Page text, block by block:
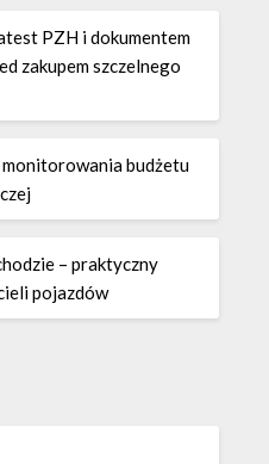
PZH i dokumentem
zakupem szczelnego
budżetu
– praktyczny
pojazdów